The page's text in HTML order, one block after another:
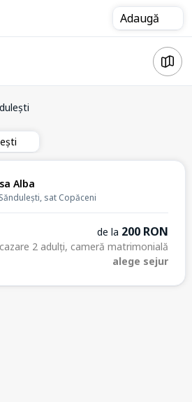
Adaugă
Alba
Săndulești, sat Copăceni
de la 200 RON
cazare 2 adulți, cameră matrimonială
alege sejur